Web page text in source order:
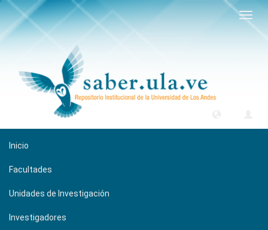
Inicio
Facultades
Unidades de Investigación
Investigadores